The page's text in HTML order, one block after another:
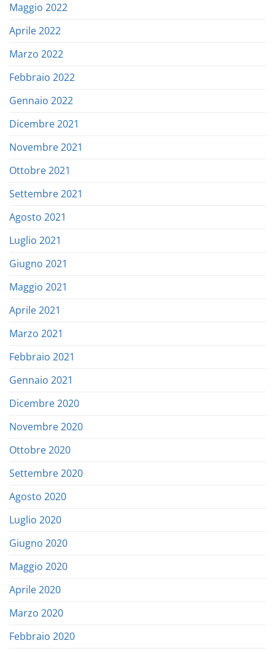
Maggio 2022
Aprile 2022
Marzo 2022
Febbraio 2022
Gennaio 2022
Dicembre 2021
Novembre 2021
Ottobre 2021
Settembre 2021
Agosto 2021
Luglio 2021
Giugno 2021
Maggio 2021
Aprile 2021
Marzo 2021
Febbraio 2021
Gennaio 2021
Dicembre 2020
Novembre 2020
Ottobre 2020
Settembre 2020
Agosto 2020
Luglio 2020
Giugno 2020
Maggio 2020
Aprile 2020
Marzo 2020
Febbraio 2020